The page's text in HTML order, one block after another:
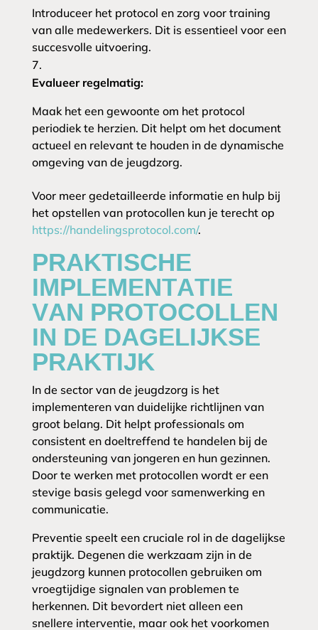
Introduceer het protocol en zorg voor training
van alle medewerkers. Dit is essentieel voor een
succesvolle uitvoering.
Evalueer regelmatig:
Maak het een gewoonte om het protocol
periodiek te herzien. Dit helpt om het document
actueel en relevant te houden in de dynamische
omgeving van de jeugdzorg.
Voor meer gedetailleerde informatie en hulp bij
het opstellen van protocollen kun je terecht op
https://handelingsprotocol.com/.
PRAKTISCHE
IMPLEMENTATIE
VAN PROTOCOLLEN
IN DE DAGELIJKSE
PRAKTIJK
In de sector van de jeugdzorg is het
implementeren van duidelijke richtlijnen van
groot belang. Dit helpt professionals om
consistent en doeltreffend te handelen bij de
ondersteuning van jongeren en hun gezinnen.
Door te werken met protocollen wordt er een
stevige basis gelegd voor samenwerking en
communicatie.
Preventie speelt een cruciale rol in de dagelijkse
praktijk. Degenen die werkzaam zijn in de
jeugdzorg kunnen protocollen gebruiken om
vroegtijdige signalen van problemen te
herkennen. Dit bevordert niet alleen een
snellere interventie, maar ook het voorkomen